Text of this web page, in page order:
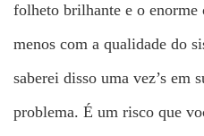
folheto brilhante e o enorme
menos com a qualidade do
saberei disso uma vez’s em
problema. É um risco que